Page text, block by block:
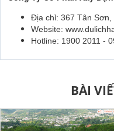
Địa chỉ: 367 Tân
Website:
Hotline: 1900 2011 -
BÀI